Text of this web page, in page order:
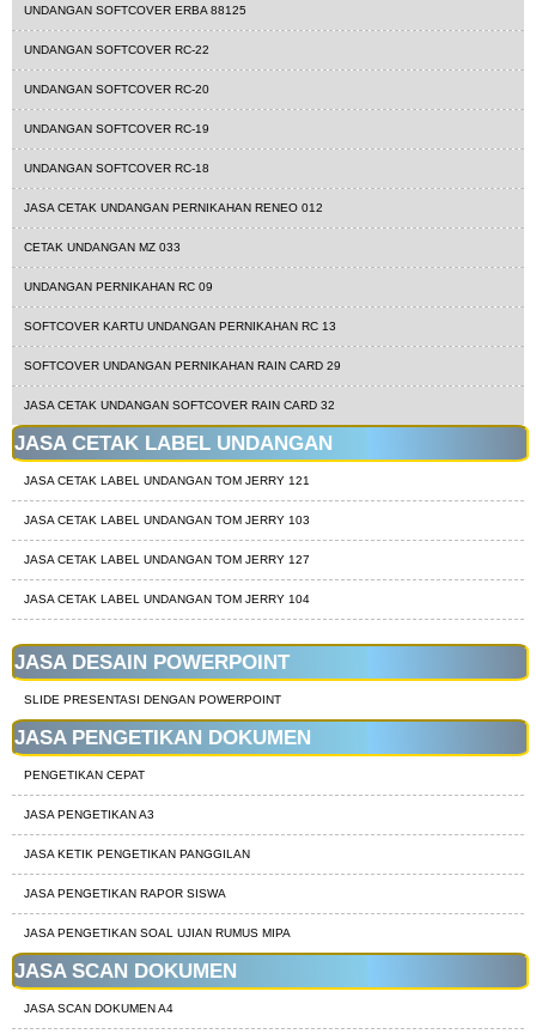
UNDANGAN SOFTCOVER ERBA 88125
UNDANGAN SOFTCOVER RC-22
UNDANGAN SOFTCOVER RC-20
UNDANGAN SOFTCOVER RC-19
UNDANGAN SOFTCOVER RC-18
JASA CETAK UNDANGAN PERNIKAHAN RENEO 012
CETAK UNDANGAN MZ 033
UNDANGAN PERNIKAHAN RC 09
SOFTCOVER KARTU UNDANGAN PERNIKAHAN RC 13
SOFTCOVER UNDANGAN PERNIKAHAN RAIN CARD 29
JASA CETAK UNDANGAN SOFTCOVER RAIN CARD 32
JASA CETAK LABEL UNDANGAN
JASA CETAK LABEL UNDANGAN TOM JERRY 121
JASA CETAK LABEL UNDANGAN TOM JERRY 103
JASA CETAK LABEL UNDANGAN TOM JERRY 127
JASA CETAK LABEL UNDANGAN TOM JERRY 104
JASA DESAIN POWERPOINT
SLIDE PRESENTASI DENGAN POWERPOINT
JASA PENGETIKAN DOKUMEN
PENGETIKAN CEPAT
JASA PENGETIKAN A3
JASA KETIK PENGETIKAN PANGGILAN
JASA PENGETIKAN RAPOR SISWA
JASA PENGETIKAN SOAL UJIAN RUMUS MIPA
JASA SCAN DOKUMEN
JASA SCAN DOKUMEN A4